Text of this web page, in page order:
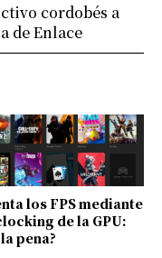
los FPS mediante
de la GPU:
pena?
cordobés a
de Enlace